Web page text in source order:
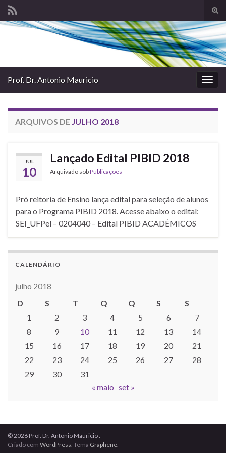
de
Search for:
Prof. Dr. Antonio Mauricio
ARQUIVOS DE JULHO 2018
JUL
10
Lançado Edital PIBID 2018
Arquivado sobPublicações
Pró reitoria de Ensino lança edital para seleção de alunos
para o Programa PIBID 2018. Acesse abaixo o edital:
SEI_UFPel – 0204040 – Edital PIBID ACADÊMICOS
CALENDÁRIO
julho 2018
D
S T Q Q S
S
1
2 3 4 5 6
7
8
9 10 11 12 13
14
15
16 17 18 19 20
21
22
23 24 25 26 27
28
29
30
31
« maio set »
© 2026 Prof. Dr. Antonio Mauricio .
Criado com WordPress. Tema Graphene.